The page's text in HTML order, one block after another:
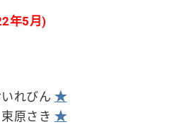
年5月)
れびん ★
原さき ★